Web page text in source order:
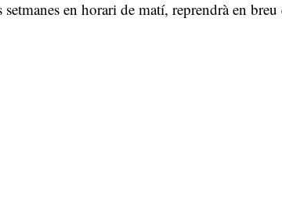
en horari de matí, reprendrà en breu